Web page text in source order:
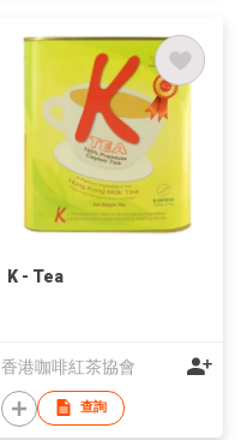
K - Tea
香港咖啡紅茶協會
查詢